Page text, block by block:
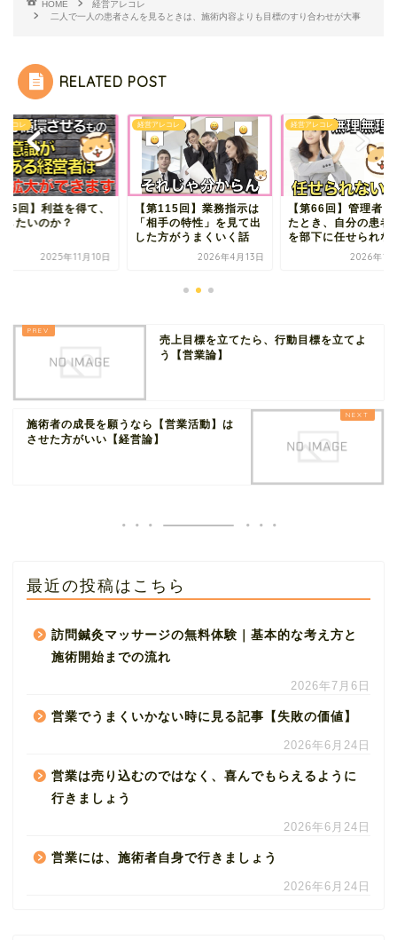
HOME
経営アレコレ
二人で一人の患者さんを見るときは、施術内容よりも目標のすり合わせが大事
RELATED POST
レコレ
15回】利益を得て、
したいのか？
2025年11月10日
経営アレコレ
【第115回】業務指示は
「相手の特性」を見て出
した方がうまくいく話
2026年4月13日
経営アレコレ
【第66回】管理者に
たとき、自分の患者
を部下に任せられな
2026年1
売上目標を立てたら、行動目標を立てよ
う【営業論】
施術者の成長を願うなら【営業活動】は
させた方がいい【経営論】
最近の投稿はこちら
訪問鍼灸マッサージの無料体験｜基本的な考え方と
施術開始までの流れ
2026年7月6日
営業でうまくいかない時に見る記事【失敗の価値】
2026年6月24日
営業は売り込むのではなく、喜んでもらえるように
行きましょう
2026年6月24日
営業には、施術者自身で行きましょう
2026年6月24日